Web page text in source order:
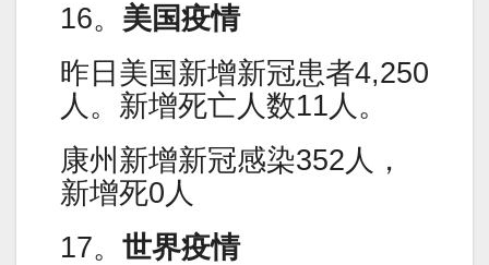
16。 美国疫情
昨日美国新增新冠患者4,250
人。新增死亡人数11人。
康州新增新冠感染352人，
新增死0人
17。 世界疫情